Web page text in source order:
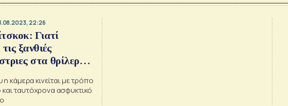
22:26
Γιατί
ξανθιές
στα θρίλερ
η κάμερα κινείται με τρόπο
ταυτόχρονα ασφυκτικό